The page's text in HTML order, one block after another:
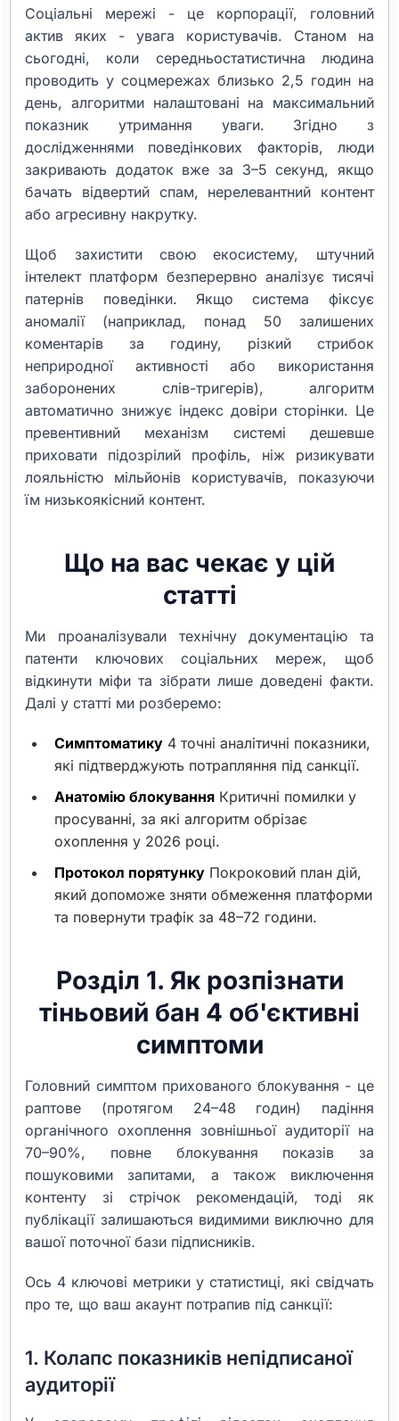
Соціальні мережі - це корпорації, головний
актив яких - увага користувачів. Станом на
сьогодні, коли середньостатистична людина
проводить у соцмережах близько 2,5 годин на
день, алгоритми налаштовані на максимальний
показник утримання уваги. Згідно з
дослідженнями поведінкових факторів, люди
закривають додаток вже за 3–5 секунд, якщо
бачать відвертий спам, нерелевантний контент
або агресивну накрутку.
Щоб захистити свою екосистему, штучний
інтелект платформ безперервно аналізує тисячі
патернів поведінки. Якщо система фіксує
аномалії (наприклад, понад 50 залишених
коментарів за годину, різкий стрибок
неприродної активності або використання
заборонених слів-тригерів), алгоритм
автоматично знижує індекс довіри сторінки. Це
превентивний механізм системі дешевше
приховати підозрілий профіль, ніж ризикувати
лояльністю мільйонів користувачів, показуючи
їм низькоякісний контент.
Що на вас чекає у цій
статті
Ми проаналізували технічну документацію та
патенти ключових соціальних мереж, щоб
відкинути міфи та зібрати лише доведені факти.
Далі у статті ми розберемо:
Симптоматику 4 точні аналітичні показники,
які підтверджують потрапляння під санкції.
Анатомію блокування Критичні помилки у
просуванні, за які алгоритм обрізає
охоплення у 2026 році.
Протокол порятунку Покроковий план дій,
який допоможе зняти обмеження платформи
та повернути трафік за 48–72 години.
Розділ 1. Як розпізнати
тіньовий бан 4 об'єктивні
симптоми
Головний симптом прихованого блокування - це
раптове (протягом 24–48 годин) падіння
органічного охоплення зовнішньої аудиторії на
70–90%, повне блокування показів за
пошуковими запитами, а також виключення
контенту зі стрічок рекомендацій, тоді як
публікації залишаються видимими виключно для
вашої поточної бази підписників.
Ось 4 ключові метрики у статистиці, які свідчать
про те, що ваш акаунт потрапив під санкції:
1. Колапс показників непідписаної
аудиторії